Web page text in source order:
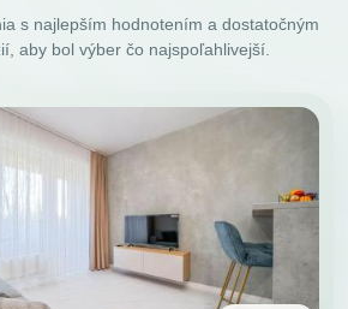
s najlepším hodnotením a dostatočným
aby bol výber čo najspoľahlivejší.